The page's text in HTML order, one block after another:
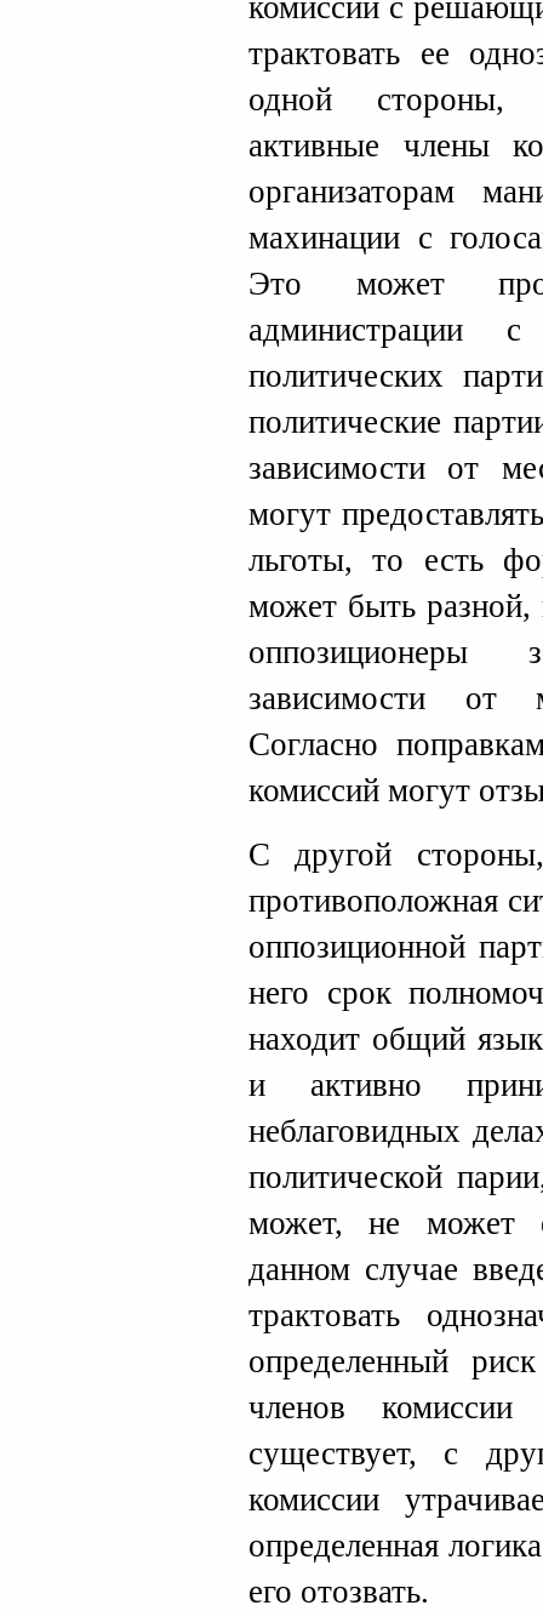
комиссии с
трактовать ее
одной стороны,
активные члены
организаторам
махинации с
Это может
администрации
политических
политические
зависимости от
могут
льготы, то есть
может быть
оппозиционеры
зависимости от
Согласно
комиссий могут
С другой
противоположная
оппозиционной
него срок
находит общий
и активно
неблаговидных
политической
может, не может
данном случае
трактовать
определенный
членов
существует, с
комиссии
определенная
его отозвать.